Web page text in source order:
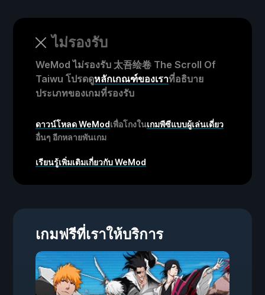
ไม่รองรับ
WeMod ไม่รองรับ 太吾绘卷 The Scroll Of
Taiwu โปรดดูหลักเกณฑ์ของเราที่อธิบาย
ประเภทของเกมที่รองรับ
ดาวน์โหลด WeModเพื่อโกงในเกมพีซีแบบผู้เล่นเดี่ยว
อื่นๆ อีกหลายพันเกม
เรียนรู้เพิ่มเติมเกี่ยวกับ WeMod
เกมฟรีที่เราให้บริการ